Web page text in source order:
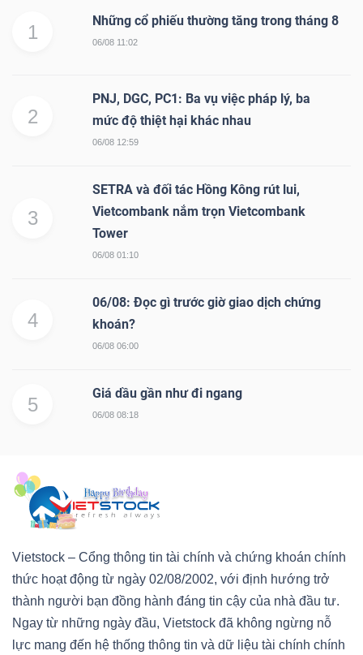
1
Những cổ phiếu thường tăng trong tháng 8
06/08 11:02
2
PNJ, DGC, PC1: Ba vụ việc pháp lý, ba
mức độ thiệt hại khác nhau
06/08 12:59
3
SETRA và đối tác Hồng Kông rút lui,
Vietcombank nắm trọn Vietcombank
Tower
06/08 01:10
4
06/08: Đọc gì trước giờ giao dịch chứng
khoán?
06/08 06:00
5
Giá dầu gần như đi ngang
06/08 08:18
Vietstock – Cổng thông tin tài chính và chứng khoán chính
thức hoạt động từ ngày 02/08/2002, với định hướng trở
thành người bạn đồng hành đáng tin cậy của nhà đầu tư.
Ngay từ những ngày đầu, Vietstock đã không ngừng nỗ
lực mang đến hệ thống thông tin và dữ liệu tài chính chính